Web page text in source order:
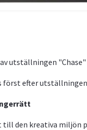
utställningen "Chase"
efter
till den kreativa